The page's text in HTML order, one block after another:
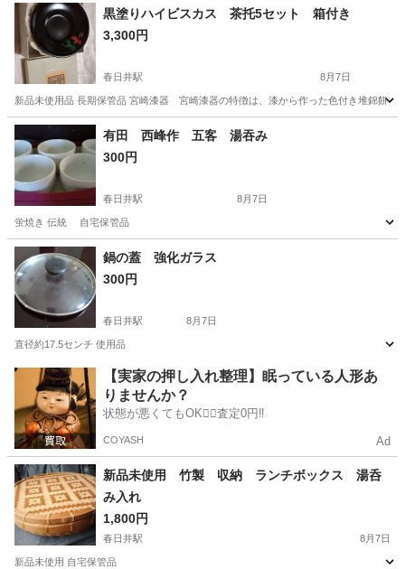
愛知 春日井市 春日井駅 食器 漆器
黒塗りハイビスカス 茶托5セット 箱付き
3,300円
春日井駅 8月7日
新品未使用品 長期保管品 宮崎漆器 宮崎漆器の特徴は、漆から作った色付き堆錦餅を
愛知 春日井市 春日井駅 食器 愛知
茶托
有田 西峰作 五客 湯吞み
300円
春日井駅 8月7日
蛍焼き 伝統 自宅保管品
愛知 春日井市 春日井駅 食器
鍋の蓋 強化ガラス
300円
春日井駅 8月7日
直径約17.5センチ 使用品
愛知 春日井市 春日井駅 調理器具
【実家の押し入れ整理】眠っている人形あ
りませんか？
状態が悪くてもOK🙆‍♀️査定0円‼️
COYASH Ad
新品未使用 竹製 収納 ランチボックス 湯呑
み入れ
1,800円
春日井駅 8月7日
新品未使用 自宅保管品